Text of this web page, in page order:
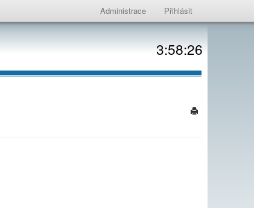
Administrace Přihlásit
3:58:26